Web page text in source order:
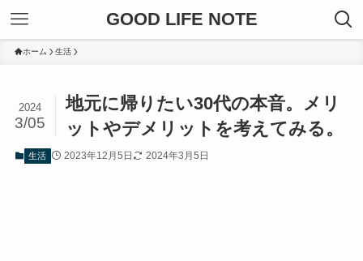
GOOD LIFE NOTE
ホーム 生活
地元に帰りたい30代の本音。メリ
ットやデメリットを考えてみる。
2024
3/05
生活 2023年12月5日 2024年3月5日